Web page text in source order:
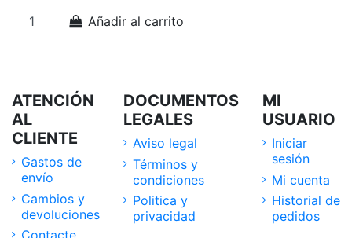
Añadir al carrito
ATENCIÓN
AL
CLIENTE
Gastos de
envío
Cambios y
devoluciones
Contacte
DOCUMENTOS
LEGALES
Aviso legal
Términos y
condiciones
Politica y
privacidad
MI
USUARIO
Iniciar
sesión
Mi cuenta
Historial de
pedidos